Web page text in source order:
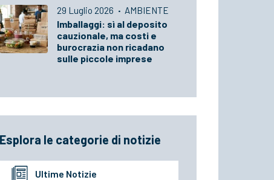
29 Luglio 2026 · AMBIENTE
Imballaggi: sì al deposito
cauzionale, ma costi e
burocrazia non ricadano
sulle piccole imprese
Esplora le categorie di notizie
Ultime Notizie